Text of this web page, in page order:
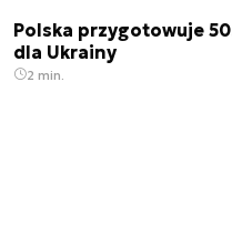
Polska przygotowuje
dla Ukrainy
2 min.